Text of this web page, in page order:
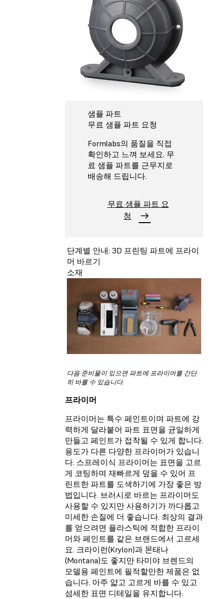
샘플 파트
무료 샘플 파트 요청
Formlabs의 품질을 직접
확인하고 느껴 보세요. 무
료 샘플 파트를 근무지로
배송해 드립니다.
무료 샘플 파트 요
청
단계별 안내: 3D 프린팅 파트에 프라이
머 바르기
소재
다음 준비물이 있으면 파트에 프라이머를 간단
히 바를 수 있습니다.
프라이머
프라이머는 특수 페인트이며 파트에 강
력하게 달라붙어 파트 표면을 균일하게
만들고 페인트가 접착될 수 있게 합니다.
용도가 다른 다양한 프라이머가 있습니
다. 스프레이식 프라이머는 표면을 고르
게 코팅하며 재빠르게 덮을 수 있어 프
린트한 파트를 도색하기에 가장 좋은 방
법입니다. 브러시로 바르는 프라이머도
사용할 수 있지만 사용하기가 까다롭고
미세한 손질에 더 좋습니다. 최상의 결과
를 얻으려면 플라스틱에 적합한 프라이
머와 페인트를 같은 브랜드에서 고르세
요. 크라이런(Krylon)과 몬태나
(Montana)도 좋지만 타미야 브렌드의
모델용 페인트에 필적할만한 제품은 없
습니다. 아주 얇고 고르게 바를 수 있고
섬세한 표면 디테일을 유지합니다.